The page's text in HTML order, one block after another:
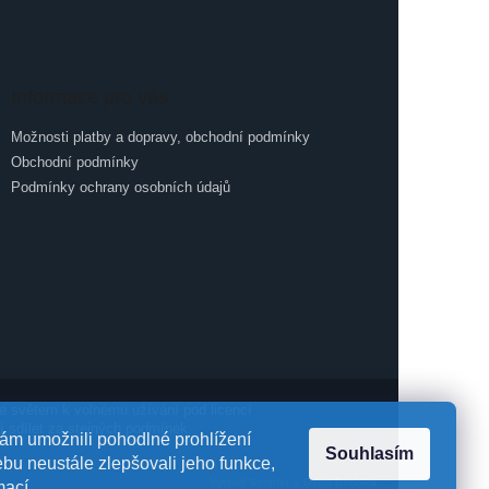
umožnili pohodlné prohlížení
neustále zlepšovali jeho funkce,
Souhlasím
Možnosti platby a dopravy, obchodní podmínky
Obchodní podmínky
Podmínky ochrany osobních údajů
k volnému užívání pod licencí
sdílet za stejných podmínek.
David Borůvka